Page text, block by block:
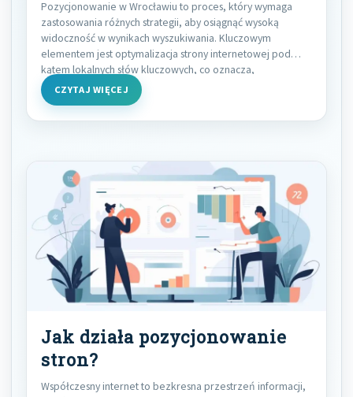
Pozycjonowanie w Wrocławiu to proces, który wymaga
zastosowania różnych strategii, aby osiągnąć wysoką
widoczność w wynikach wyszukiwania. Kluczowym
elementem jest optymalizacja strony internetowej pod
kątem lokalnych słów kluczowych, co oznacza,
CZYTAJ WIĘCEJ
Jak działa pozycjonowanie
stron?
Współczesny internet to bezkresna przestrzeń informacji,